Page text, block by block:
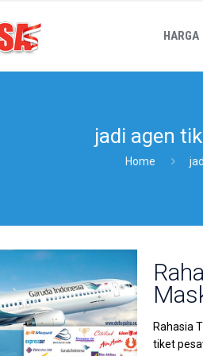
HARGA
jadi agen
Home
Rahasia
tiket